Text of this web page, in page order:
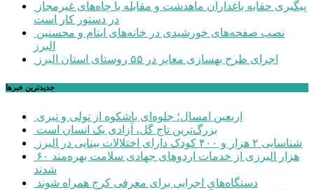
در دستور کار است
البرز
اجرای طرح بهسازی معابر در ۵۵ روستای استان البرز
جديدترين خبرها
اربعین امسال؛ جلوه‌ای باشکوه از تولی و تبری
بزرگ‌ترین تاج گل، آزادی یک انسان است
شناسایی ۲ هزار و ۴۰۰ کودک دارای اختلالات بینایی در البرز
۶۰ هزار البرزی از خدمات اردوهای جهادی سلامت بهره‌مند
شدند
دستگاه‌های اجرایی برای معرفی کرج همراه شوند